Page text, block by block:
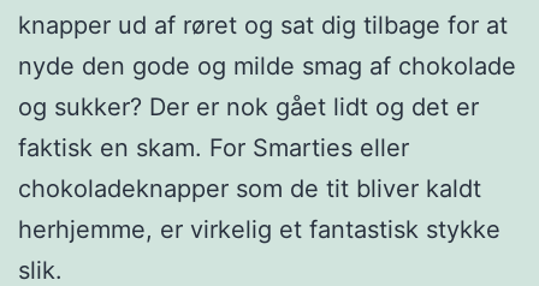
knapper ud af røret og sat dig tilbage for at
nyde den gode og milde smag af chokolade
og sukker? Der er nok gået lidt og det er
faktisk en skam. For Smarties eller
chokoladeknapper som de tit bliver kaldt
herhjemme, er virkelig et fantastisk stykke
slik.